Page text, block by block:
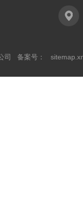
司 备案号：